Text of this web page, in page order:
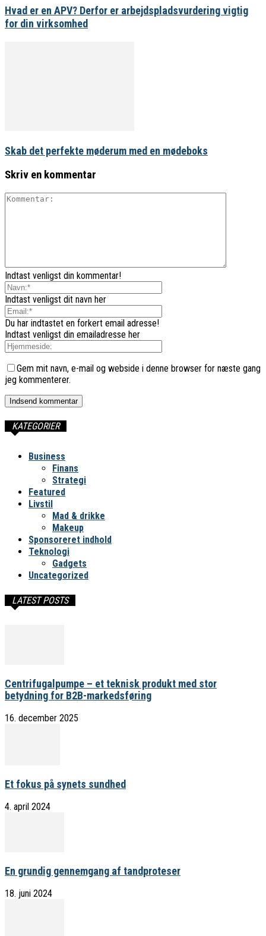
Hvad er en APV? Derfor er arbejdspladsvurdering vigtig
for din virksomhed
Skab det perfekte møderum med en mødeboks
Skriv en kommentar
Indtast venligst din kommentar!
Indtast venligst dit navn her
Du har indtastet en forkert email adresse!
Indtast venligst din emailadresse her
Gem mit navn, e-mail og webside i denne browser for næste gang
jeg kommenterer.
KATEGORIER
Business
Finans
Strategi
Featured
Livstil
Mad & drikke
Makeup
Sponsoreret indhold
Teknologi
Gadgets
Uncategorized
LATEST POSTS
Centrifugalpumpe – et teknisk produkt med stor
betydning for B2B-markedsføring
16. december 2025
Et fokus på synets sundhed
4. april 2024
En grundig gennemgang af tandproteser
18. juni 2024